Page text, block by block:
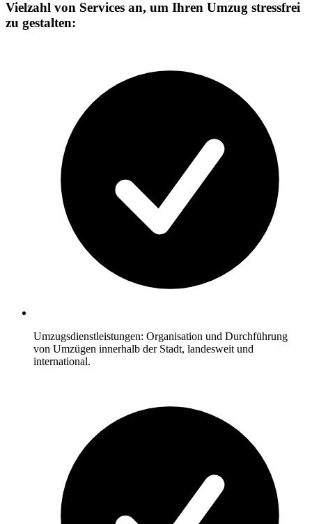
Vielzahl von Services an, um Ihren Umzug stressfrei
zu gestalten:
Umzugsdienstleistungen: Organisation und Durchführung
von Umzügen innerhalb der Stadt, landesweit und
international.